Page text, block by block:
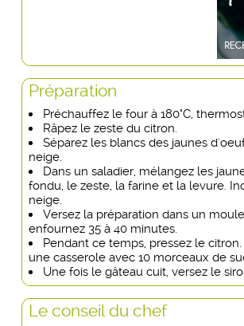
Préparation
Préchauffez le four à 180°C,
Râpez le zeste du citron.
Séparez les blancs des jaunes
neige.
Dans un saladier, mélangez les
fondu, le zeste, la farine et la levure.
neige.
Versez la préparation dans un
enfournez 35 à 40 minutes.
Pendant ce temps, pressez le
une casserole avec 10 morceaux de
Une fois le gâteau cuit, versez le
Le conseil du chef